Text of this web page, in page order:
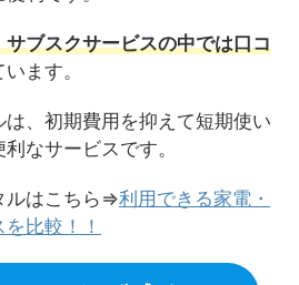
ブスクサービスの中では口コ
ます。
、初期費用を抑えて短期使い
なサービスです。
ルはこちら⇒利用できる家電・
比較！！